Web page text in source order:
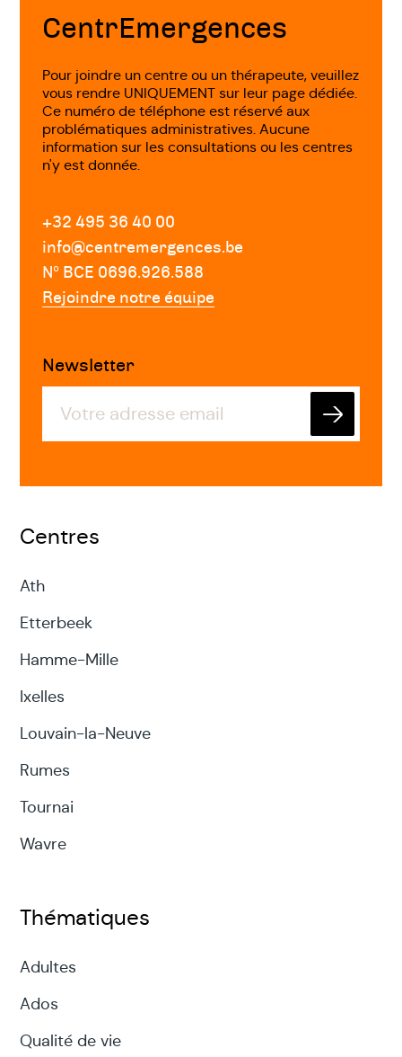
CentrEmergences
Pour joindre un centre ou un thérapeute, veuillez
vous rendre UNIQUEMENT sur leur page dédiée.
Ce numéro de téléphone est réservé aux
problématiques administratives. Aucune
information sur les consultations ou les centres
n'y est donnée.
+32 495 36 40 00
info@centremergences.be
Nº BCE 0696.926.588
Rejoindre notre équipe
Newsletter
Centres
Ath
Etterbeek
Hamme-Mille
Ixelles
Louvain-la-Neuve
Rumes
Tournai
Wavre
Thématiques
Adultes
Ados
Qualité de vie